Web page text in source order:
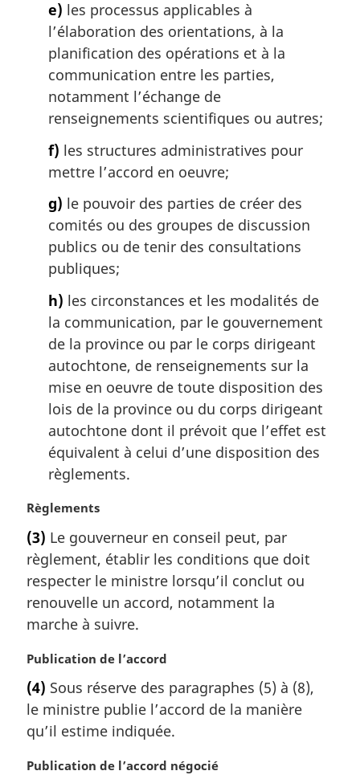
e) les processus applicables à
l’élaboration des orientations, à la
planification des opérations et à la
communication entre les parties,
notamment l’échange de
renseignements scientifiques ou autres;
f) les structures administratives pour
mettre l’accord en oeuvre;
g) le pouvoir des parties de créer des
comités ou des groupes de discussion
publics ou de tenir des consultations
publiques;
h) les circonstances et les modalités de
la communication, par le gouvernement
de la province ou par le corps dirigeant
autochtone, de renseignements sur la
mise en oeuvre de toute disposition des
lois de la province ou du corps dirigeant
autochtone dont il prévoit que l’effet est
équivalent à celui d’une disposition des
règlements.
N
t
e
m
a
g
n
a
l
e
:
Règlements
(3) Le gouverneur en conseil peut, par
règlement, établir les conditions que doit
respecter le ministre lorsqu’il conclut ou
renouvelle un accord, notamment la
marche à suivre.
N
t
e
m
r
Publication de l’accord
(4) Sous réserve des paragraphes (5) à (8),
le ministre publie l’accord de la manière
qu’il estime indiquée.
N
Publication de l’accord négocié